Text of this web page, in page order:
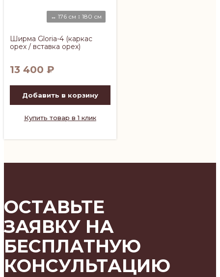
↔ 176 см ↕ 180 см
Ширма Gloria-4 (каркас
орех / вставка орех)
13 400 ₽
Добавить в корзину
Купить товар в 1 клик
ОСТАВЬТЕ
ЗАЯВКУ НА
БЕСПЛАТНУЮ
КОНСУЛЬТАЦИЮ